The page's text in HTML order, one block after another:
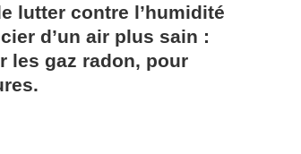
lutter contre l’humidité
d’un air plus sain :
les gaz radon, pour